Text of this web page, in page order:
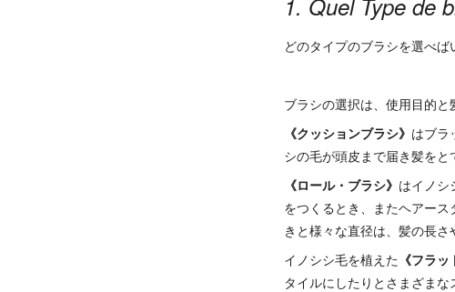
1. Quel Type de
どのタイプのブラシを選べば
ブラシの選択は、使用目的と
《クッションブラシ》 はブラ
シの毛が頭皮まで届き髪をと
《ロール・ブラシ》 はイノシ
をつくるとき、またヘアー
きと様々な直径は、髪の長さ
イノシシ毛を植えた 《フラッ
タイルにしたりとさまざまな